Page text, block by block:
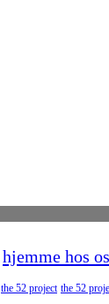
hjemme hos os
the 52 project the 52